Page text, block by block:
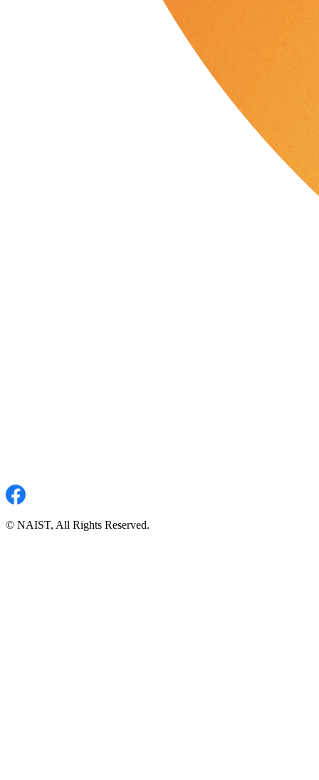
© NAIST, All Rights Reserved.